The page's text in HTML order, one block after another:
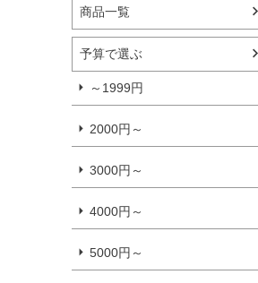
商品一覧
予算で選ぶ
～1999円
2000円～
3000円～
4000円～
5000円～